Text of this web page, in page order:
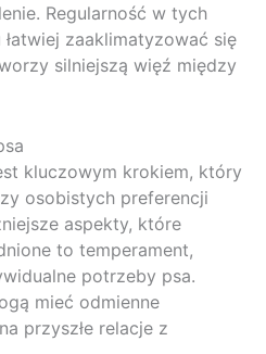
Regularność w tych
łatwiej zaaklimatyzować się
silniejszą więź między
kluczowym krokiem, który
osobistych preferencji
aspekty, które
to temperament,
potrzeby psa.
mieć odmienne
przyszłe relacje z